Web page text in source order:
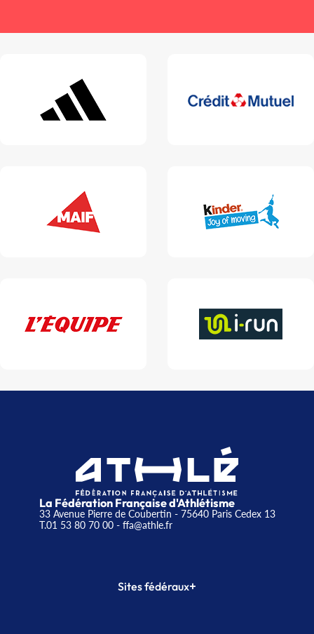
La Fédération Française d'Athlétisme
33 Avenue Pierre de Coubertin - 75640 Paris Cedex 13
T.01 53 80 70 00- ffa@athle.fr
Sites fédéraux+